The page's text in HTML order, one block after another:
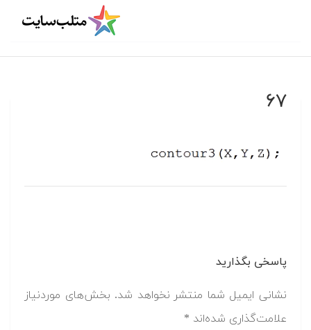
۶۷
پاسخی بگذارید
نشانی ایمیل شما منتشر نخواهد شد. بخش‌های موردنیاز
علامت‌گذاری شده‌اند *